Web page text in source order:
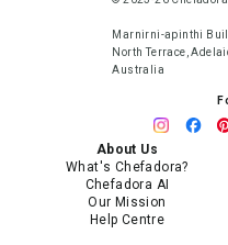
Marnirni-apinthi
North Terrace,
Australia
About Us
What's Chefadora?
Chefadora AI
Our Mission
Help Centre